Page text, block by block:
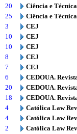
20
Ciência e
25
Ciência e
3
CEJ
10
CEJ
10
CEJ
8
CEJ
7
CEJ
6
CEDOUA.
20
CEDOUA.
18
CEDOUA.
4
Católica Law
4
Católica Law
2
Católica Law